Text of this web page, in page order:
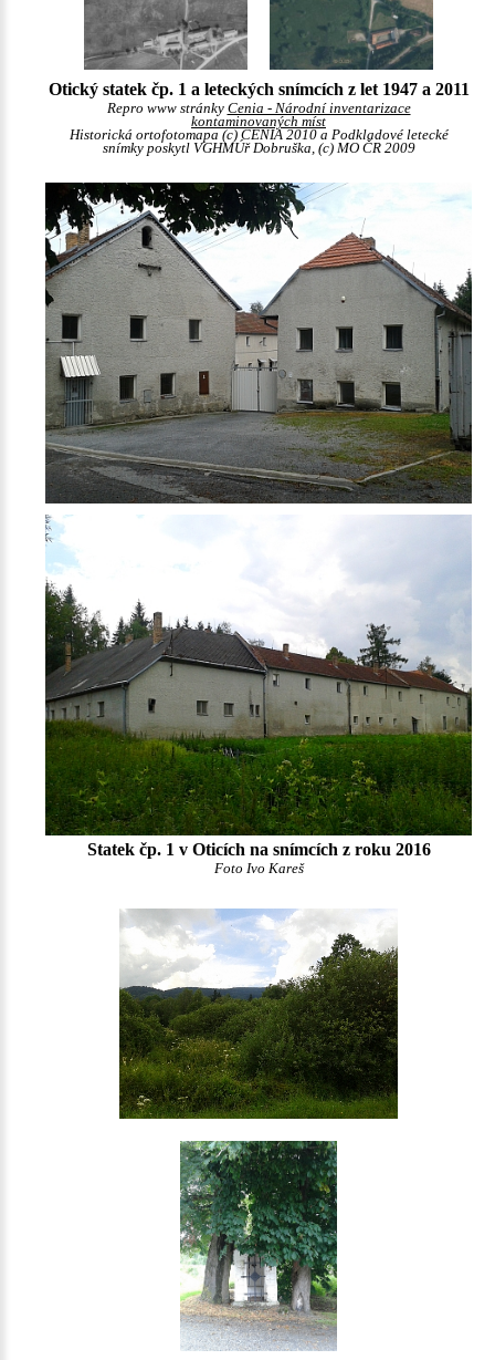
Otický statek čp. 1 a leteckých snímcích z let 1947 a 2011
Repro www stránky Cenia - Národní inventarizace
kontaminovaných míst
Historická ortofotomapa (c) CENIA 2010 a Podkladové letecké
snímky poskytl VGHMÚř Dobruška, (c) MO ČR 2009
Statek čp. 1 v Oticích na snímcích z roku 2016
Foto Ivo Kareš